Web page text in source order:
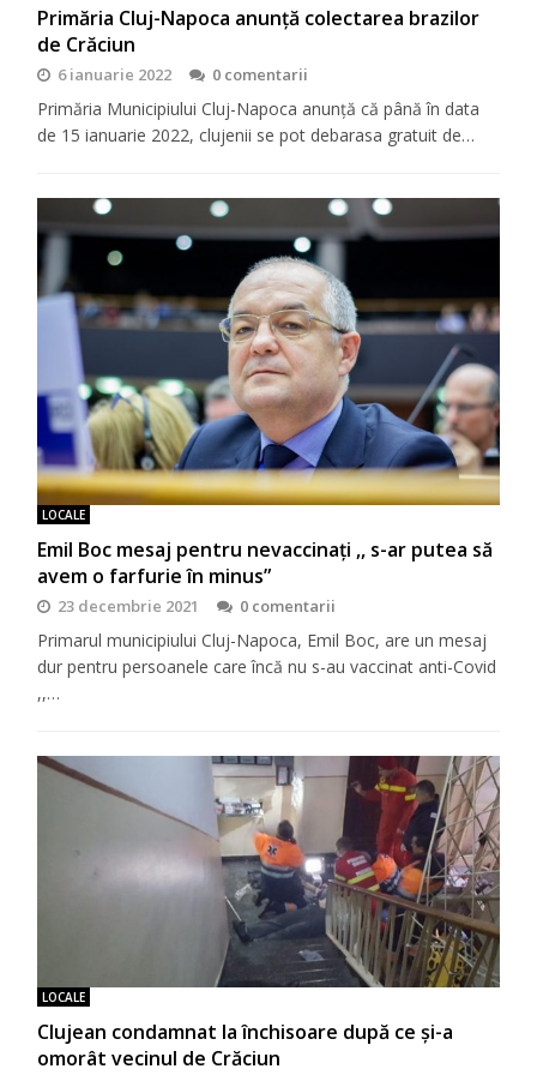
Primăria Cluj-Napoca anunță colectarea brazilor
de Crăciun
6 ianuarie 2022 0 comentarii
Primăria Municipiului Cluj-Napoca anunță că până în data
de 15 ianuarie 2022, clujenii se pot debarasa gratuit de…
LOCALE
Emil Boc mesaj pentru nevaccinați ,, s-ar putea să
avem o farfurie în minus”
23 decembrie 2021 0 comentarii
Primarul municipiului Cluj-Napoca, Emil Boc, are un mesaj
dur pentru persoanele care încă nu s-au vaccinat anti-Covid
,,…
LOCALE
Clujean condamnat la închisoare după ce și-a
omorât vecinul de Crăciun